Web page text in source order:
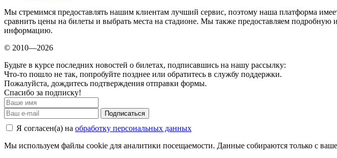
Мы стремимся предоставлять нашим клиентам лучший сервис, поэтому наша платформа
сравнить цены на билеты и выбрать места на стадионе. Мы также предоставляем
информацию.
© 2010—2026
Будьте в курсе последних новостей о билетах, подписавшись на нашу рассылку:
Что-то пошло не так, попробуйте позднее или обратитесь в службу поддержки.
Пожалуйста, дождитесь подтверждения отправки формы.
Спасибо за подписку!
Подписаться
Я согласен(а) на обработку персональных данных
Мы используем файлы cookie для аналитики посещаемости. Данные собираются только с